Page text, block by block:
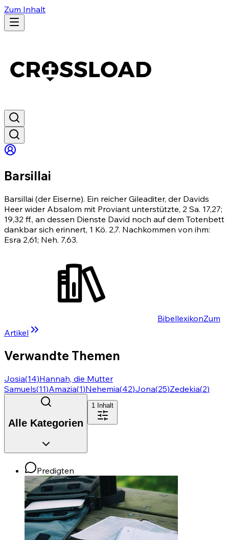
Zum Inhalt
Barsillai
Barsillai (der Eiserne). Ein reicher Gileaditer, der Davids
Heer wider Absalom mit Proviant unterstützte, 2 Sa. 17,27;
19,32 ff., an dessen Dienste David noch auf dem Totenbett
dankbar sich erinnert, 1 Kö. 2,7. Nachkommen von ihm:
Esra 2,61; Neh. 7,63.
BibellexikonZum
Artikel
Verwandte Themen
Josia(14)Hannah, die Mutter
Samuels(11)Amazia(1)Nehemia(42)Jona(25)Zedekia(2)
Alle Kategorien
1 Inhalt
Predigten